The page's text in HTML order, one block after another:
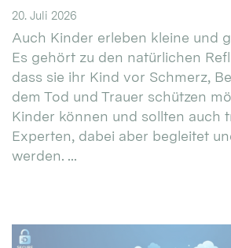
20. Juli 2026
Auch Kinder erleben kleine und
Es gehört zu den natürlichen
dass sie ihr Kind vor Schmerz,
dem Tod und Trauer schützen
Kinder können und sollten auch
Experten, dabei aber begleitet
werden. ...